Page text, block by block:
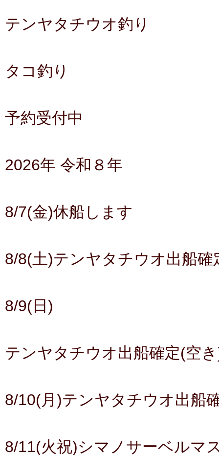
テンヤタチウオ釣り
タコ釣り
予約受付中
2026年 令和８年
8/7(金)休船します
8/8(土)テンヤタチウオ出船
8/9(日)
テンヤタチウオ出船確定(空
8/10(月)テンヤタチウオ出船
8/11(火祝)シマノサーベルマ